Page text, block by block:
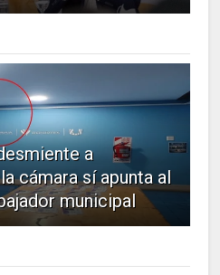
a
cámara sí apunta al
municipal